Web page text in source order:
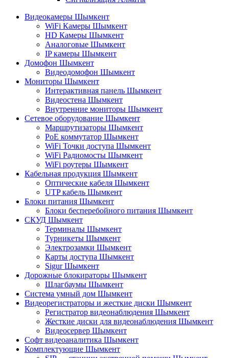
Видеокамеры Шымкент
WiFi Камеры Шымкент
HD Камеры Шымкент
Аналоговые Шымкент
IP камеры Шымкент
Домофон Шымкент
Видеодомофон Шымкент
Мониторы Шымкент
Интерактивная панель Шымкент
Видеостена Шымкент
Внутренние мониторы Шымкент
Сетевое оборудование Шымкент
Маршрутизаторы Шымкент
PoE коммутатор Шымкент
WiFi Точки доступа Шымкент
WiFi Радиомосты Шымкент
WiFi роутеры Шымкент
Кабельная продукция Шымкент
Оптические кабеля Шымкент
UTP кабель Шымкент
Блоки питания Шымкент
Блоки бесперебойного питания Шымкент
СКУД Шымкент
Терминалы Шымкент
Турникеты Шымкент
Электрозамки Шымкент
Карты доступа Шымкент
Sigur Шымкент
Дорожные блокираторы Шымкент
Шлагбаумы Шымкент
Система умный дом Шымкент
Видеорегистраторы и жесткие диски Шымкент
Регистратор видеонаблюдения Шымкент
Жесткие диски для видеонаблюдения Шымкент
Видеосервер Шымкент
Софт видеоаналитика Шымкент
Комплектующие Шымкент